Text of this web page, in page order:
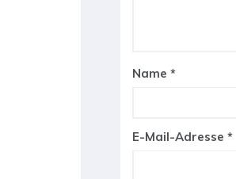
Name *
E-Mail-Adresse *